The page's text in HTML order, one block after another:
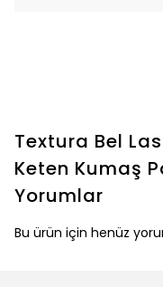
Textura Bel
Keten Kumaş
Yorumlar
Bu ürün için henüz